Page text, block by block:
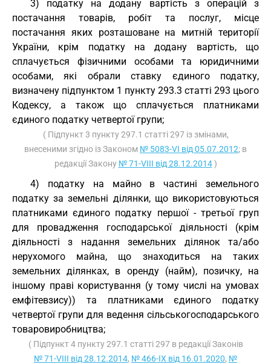
3) податку на додану вартість з операцій з
постачання товарів, робіт та послуг, місце
постачання яких розташоване на митній території
України, крім податку на додану вартість, що
сплачується фізичними особами та юридичними
особами, які обрали ставку єдиного податку,
визначену підпунктом 1 пункту 293.3 статті 293 цього
Кодексу, а також що сплачується платниками
єдиного податку четвертої групи;
( Підпункт 3 пункту 297.1 статті 297 із змінами,
внесеними згідно із Законом № 5083-VI від 05.07.2012; в
редакції Закону № 71-VIII від 28.12.2014)
4) податку на майно в частині земельного
податку за земельні ділянки, що використовуються
платниками єдиного податку першої - третьої груп
для провадження господарської діяльності (крім
діяльності з надання земельних ділянок та/або
нерухомого майна, що знаходиться на таких
земельних ділянках, в оренду (найм), позичку, на
іншому праві користування (у тому числі на умовах
емфітевзису)) та платниками єдиного податку
четвертої групи для ведення сільськогосподарського
товаровиробництва;
( Підпункт 4 пункту 297.1 статті 297 в редакції Законів
№ 71-VIII від 28.12.2014, № 466-IX від 16.01.2020, №